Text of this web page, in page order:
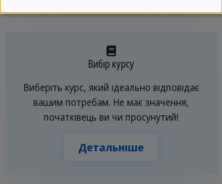
Вибір курсу
Виберіть курс, який ідеально відповідає
вашим потребам. Не має значення,
початківець ви чи просунутий!
Детальніше